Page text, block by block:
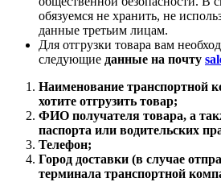
обязуемся не хранить, не
данные третьим лицам.
Для отгрузки товара вам
следующие данные на почту
Наименование транспортной
хотите отгрузить товар;
ФИО получателя товара, а
паспорта или водительских
Телефон;
Город доставки (в случае
терминала транспортной